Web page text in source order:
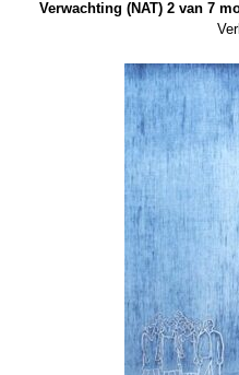
Verwachting (NAT) 2 van 7